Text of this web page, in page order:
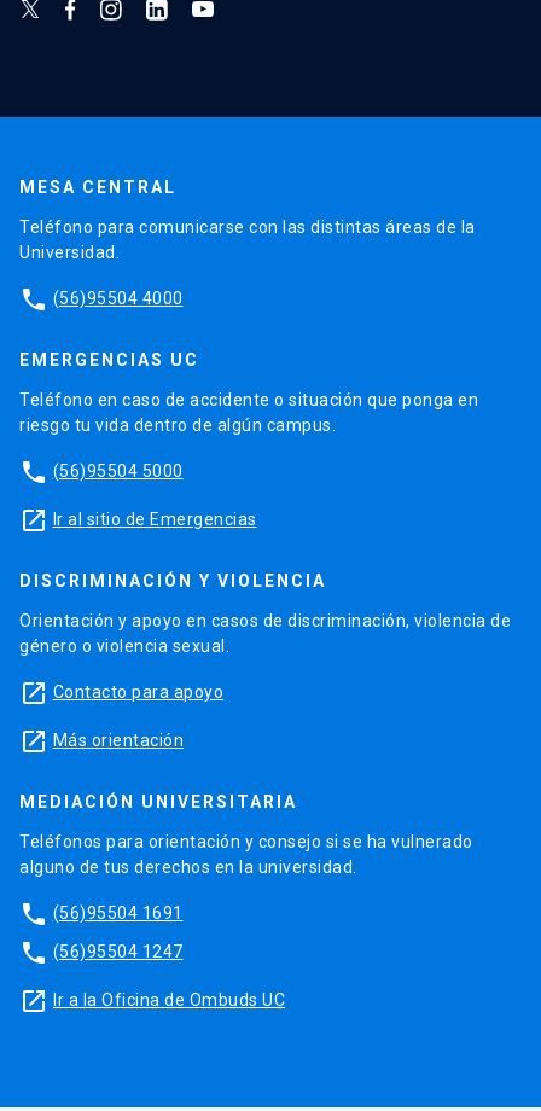
MESA CENTRAL
Teléfono para comunicarse con las distintas áreas de la
Universidad.
phone (56)95504 4000
EMERGENCIAS UC
Teléfono en caso de accidente o situación que ponga en
riesgo tu vida dentro de algún campus.
phone (56)95504 5000
launch Ir al sitio de Emergencias
DISCRIMINACIÓN Y VIOLENCIA
Orientación y apoyo en casos de discriminación, violencia de
género o violencia sexual.
launch Contacto para apoyo
launch Más orientación
MEDIACIÓN UNIVERSITARIA
Teléfonos para orientación y consejo si se ha vulnerado
alguno de tus derechos en la universidad.
phone (56)95504 1691
phone (56)95504 1247
launch Ir a la Oficina de Ombuds UC